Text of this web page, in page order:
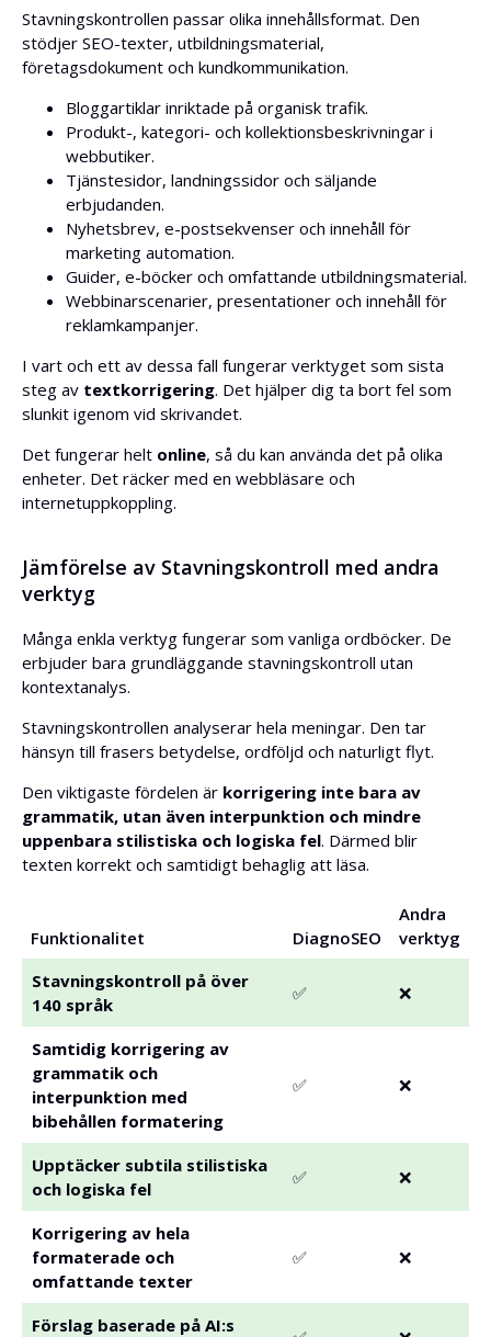
Stavningskontrollen passar olika innehållsformat. Den
stödjer SEO-texter, utbildningsmaterial,
företagsdokument och kundkommunikation.
Bloggartiklar inriktade på organisk trafik.
Produkt-, kategori- och kollektionsbeskrivningar i
webbutiker.
Tjänstesidor, landningssidor och säljande
erbjudanden.
Nyhetsbrev, e-postsekvenser och innehåll för
marketing automation.
Guider, e-böcker och omfattande utbildningsmaterial.
Webbinarscenarier, presentationer och innehåll för
reklamkampanjer.
I vart och ett av dessa fall fungerar verktyget som sista
steg av textkorrigering. Det hjälper dig ta bort fel som
slunkit igenom vid skrivandet.
Det fungerar helt online, så du kan använda det på olika
enheter. Det räcker med en webbläsare och
internetuppkoppling.
Jämförelse av Stavningskontroll med andra
verktyg
Många enkla verktyg fungerar som vanliga ordböcker. De
erbjuder bara grundläggande stavningskontroll utan
kontextanalys.
Stavningskontrollen analyserar hela meningar. Den tar
hänsyn till frasers betydelse, ordföljd och naturligt flyt.
Den viktigaste fördelen är korrigering inte bara av
grammatik, utan även interpunktion och mindre
uppenbara stilistiska och logiska fel. Därmed blir
texten korrekt och samtidigt behaglig att läsa.
Funktionalitet DiagnoSEO
Andra
verktyg
Stavningskontroll på över
140 språk
✅ ❌
Samtidig korrigering av
grammatik och
interpunktion med
bibehållen formatering
✅ ❌
Upptäcker subtila stilistiska
och logiska fel
✅ ❌
Korrigering av hela
formaterade och
omfattande texter
✅ ❌
Förslag baserade på AI:s